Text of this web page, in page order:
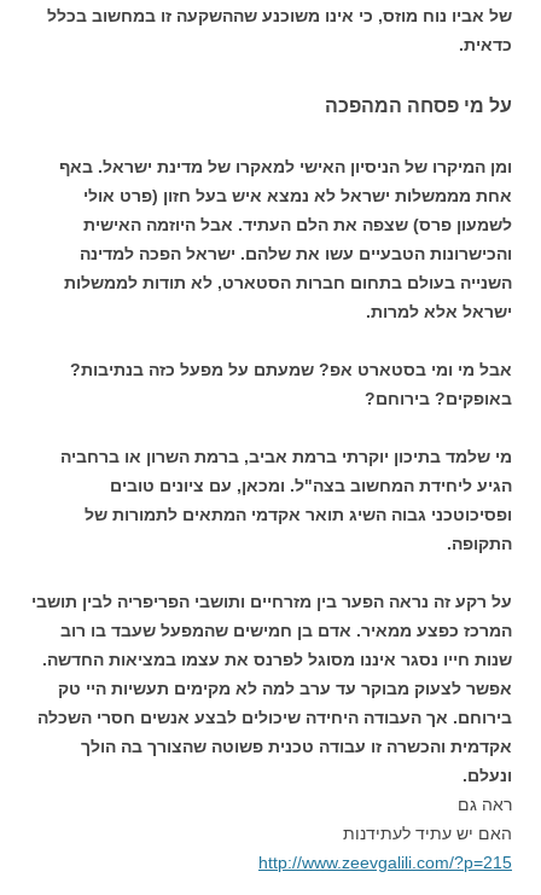
של אביו נוח מוזס, כי אינו משוכנע שההשקעה זו במחשוב בכלל
כדאית.
על מי פסחה המהפכה
ומן המיקרו של הניסיון האישי למאקרו של מדינת ישראל. באף
אחת מממשלות ישראל לא נמצא איש בעל חזון (פרט אולי
לשמעון פרס) שצפה את הלם העתיד. אבל היוזמה האישית
והכישרונות הטבעיים עשו את שלהם. ישראל הפכה למדינה
השנייה בעולם בתחום חברות הסטארט, לא תודות לממשלות
ישראל אלא למרות.
אבל מי ומי בסטארט אפ? שמעתם על מפעל כזה בנתיבות?
באופקים? בירוחם?
מי שלמד בתיכון יוקרתי ברמת אביב, ברמת השרון או ברחביה
הגיע ליחידת המחשוב בצה"ל. ומכאן, עם ציונים טובים
ופסיכוטכני גבוה השיג תואר אקדמי המתאים לתמורות של
התקופה.
על רקע זה נראה הפער בין מזרחיים ותושבי הפריפריה לבין תושבי
המרכז כפצע ממאיר. אדם בן חמישים שהמפעל שעבד בו רוב
שנות חייו נסגר איננו מסוגל לפרנס את עצמו במציאות החדשה.
אפשר לצעוק מבוקר עד ערב למה לא מקימים תעשיות היי טק
בירוחם. אך העבודה היחידה שיכולים לבצע אנשים חסרי השכלה
אקדמית והכשרה זו עבודה טכנית פשוטה שהצורך בה הולך
ונעלם.
ראה גם
האם יש עתיד לעתידנות
http://www.zeevgalili.com/?p=215